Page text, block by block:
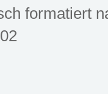
formatiert